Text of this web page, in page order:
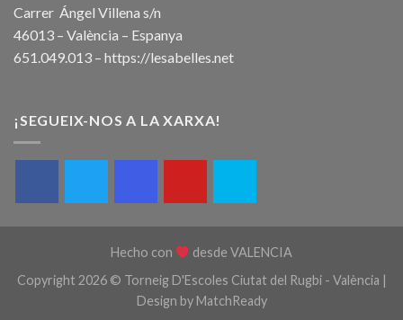
Carrer Ángel Villena s/n
46013 – València – Espanya
651.049.013 – https://lesabelles.net
¡SEGUEIX-NOS A LA XARXA!
Hecho con
desde VALENCIA
Copyright 2026 © Torneig D'Escoles Ciutat del Rugbi - València |
Design by MatchReady